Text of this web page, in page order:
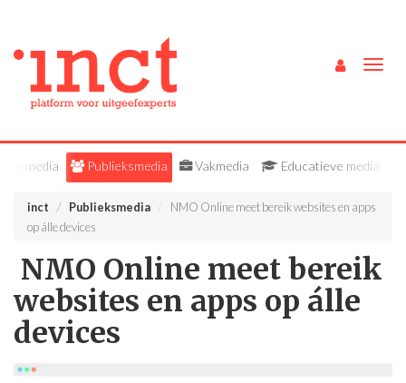
Alle media Publieksmedia Vakmedia Educatieve media
inct Publieksmedia
NMO Online meet bereik websites en apps
op álle devices
NMO Online meet bereik
websites en apps op álle
devices